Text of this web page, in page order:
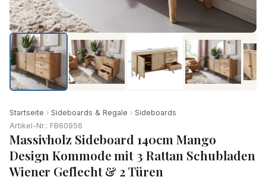
Startseite Sideboards & Regale
Sideboards
Artikel-Nr.: FB60956
Massivholz Sideboard 140cm Mango
Design Kommode mit 3 Rattan Schubladen
Wiener Geflecht & 2 Türen